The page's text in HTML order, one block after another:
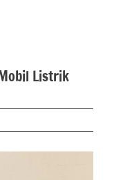
Mobil Listrik